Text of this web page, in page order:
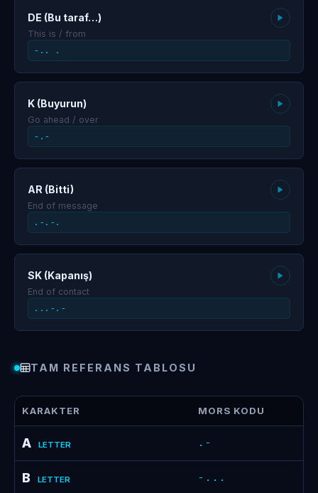
DE (Bu taraf…)
This is / from
-.. .
K (Buyurun)
Go ahead / over
-.-
AR (Bitti)
End of message
.-.-.
SK (Kapanış)
End of contact
...-.-
TAM REFERANS TABLOSU
KARAKTER MORS KODU
A LETTER .-
B LETTER -...